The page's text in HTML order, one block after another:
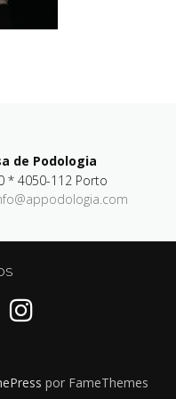
de Podologia
* 4050-112 Porto
por FameThemes